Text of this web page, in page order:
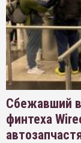
Сбежавший
финтеха